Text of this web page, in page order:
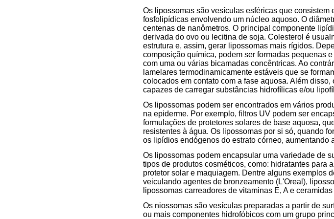
Os lipossomas são vesículas esféricas que
fosfolipídicas envolvendo um núcleo aquoso. O
centenas de nanômetros. O principal componente
derivada do ovo ou lecitina de soja. Colesterol é
estrutura e, assim, gerar lipossomas mais rígidos.
composição química, podem ser formadas pequenas
com uma ou várias bicamadas concêntricas. Ao
lamelares termodinamicamente estáveis que se
colocados em contato com a fase aquosa. Além
capazes de carregar substâncias hidrofílicas e/ou
Os lipossomas podem ser encontrados em vários
na epiderme. Por exemplo, filtros UV podem ser
formulações de protetores solares de base aquosa,
resistentes à água. Os lipossomas por si só, quando
os lipídios endógenos do estrato córneo, aumentando
Os lipossomas podem encapsular uma variedade de
tipos de produtos cosméticos, como: hidratantes para
protetor solar e maquiagem. Dentre alguns exemplos
veiculando agentes de bronzeamento (L'Oreal),
lipossomas carreadores de vitaminas E, A e
Os niossomas são vesículas preparadas a partir de
ou mais componentes hidrofóbicos com um grupo